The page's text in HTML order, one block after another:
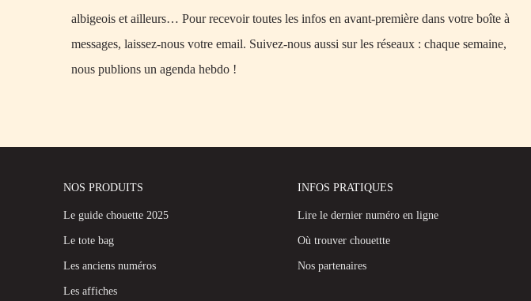
albigeois et ailleurs… Pour recevoir toutes les infos en avant-première dans votre boîte à
messages, laissez-nous votre email. Suivez-nous aussi sur les réseaux : chaque semaine,
nous publions un agenda hebdo !
NOS PRODUITS
Le guide chouette 2025
Le tote bag
Les anciens numéros
Les affiches
INFOS PRATIQUES
Lire le dernier numéro en ligne
Où trouver chouettte
Nos partenaires